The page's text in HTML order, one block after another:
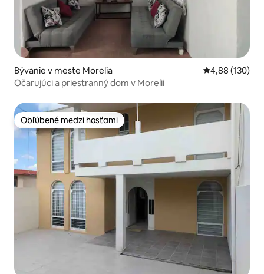
Bývanie v meste Morelia Priemerné
4,88 (130)
Očarujúci a priestranný dom v Morelii
Obľúbené medzi hosťami
Obľúbené medzi hosťami